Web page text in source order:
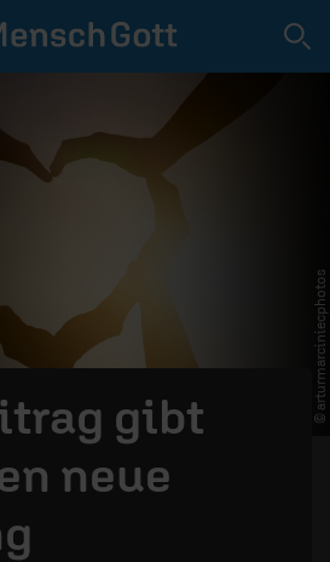
© arturmarciniecphotos
gibt
neue